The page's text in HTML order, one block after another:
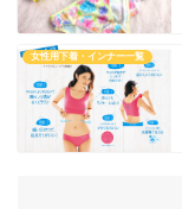
女性用下着・インナー一覧